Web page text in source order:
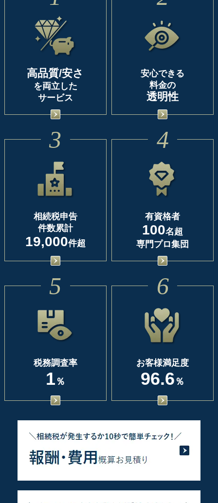
高品質/安さ
を両立した
サービス
安心できる
料金の
透明性
3
相続税申告
件数累計
19,000件超
4
有資格者
100名超
専門プロ集団
5
税務調査率
1 ％
6
お客様満足度
96.6 ％